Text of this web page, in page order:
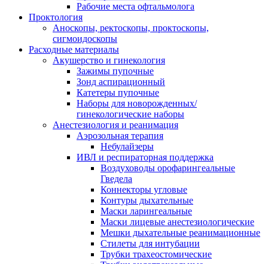
Рабочие места офтальмолога
Проктология
Аноскопы, ректоскопы, проктоскопы,
сигмоидоскопы
Расходные материалы
Акушерство и гинекология
Зажимы пупочные
Зонд аспирационный
Катетеры пупочные
Наборы для новорожденных/
гинекологические наборы
Анестезиология и реанимация
Аэрозольная терапия
Небулайзеры
ИВЛ и респираторная поддержка
Воздуховоды орофарингеальные
Гведела
Коннекторы угловые
Контуры дыхательные
Маски ларингеальные
Маски лицевые анестезиологические
Мешки дыхательные реанимационные
Стилеты для интубации
Трубки трахеостомические